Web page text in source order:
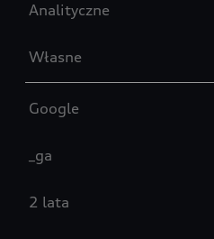
Analityczne
Własne
Google
_ga
2 lata